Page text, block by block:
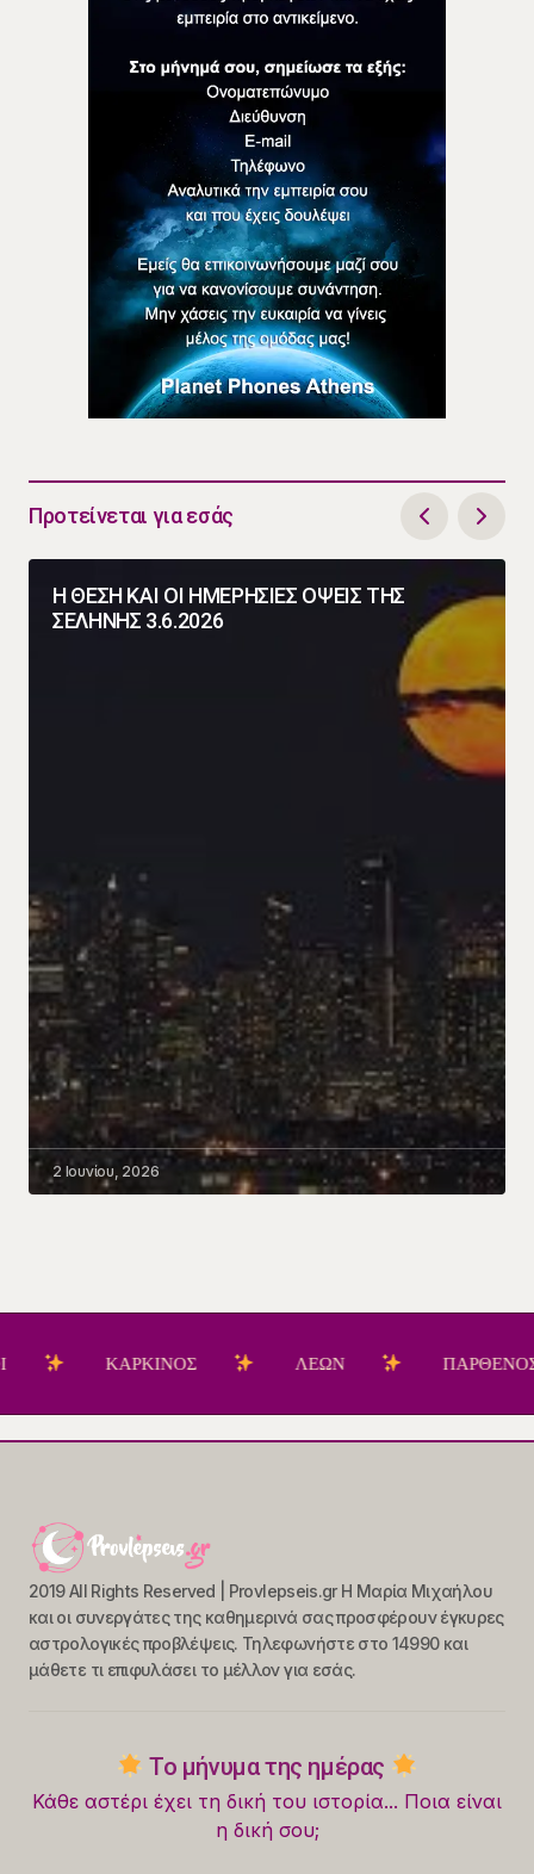
Προτείνεται για εσάς
Η ΘΕΣΗ ΚΑΙ ΟΙ ΗΜΕΡΗΣΙΕΣ ΟΨΕΙΣ ΤΗΣ
ΣΕΛΗΝΗΣ 3.6.2026
2 Ιουνίου, 2026
ΚΑΡΚΙΝΟΣ ΛΕΩΝ ΠΑΡΘΕΝΟΣ
2019 All Rights Reserved | Provlepseis.gr Η Μαρία Μιχαήλου
και οι συνεργάτες της καθημερινά σας προσφέρουν έγκυρες
αστρολογικές προβλέψεις. Τηλεφωνήστε στο 14990 και
μάθετε τι επιφυλάσει το μέλλον για εσάς.
Το μήνυμα της ημέρας
Κάθε αστέρι έχει τη δική του ιστορία... Ποια είναι
η δική σου;